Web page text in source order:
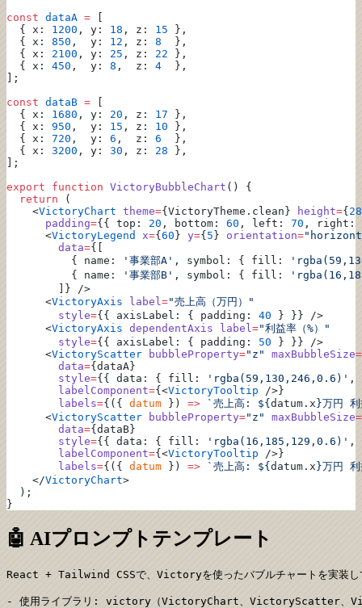
const dataA = [
  { x:
1200 , y: 18 , z: 15 },
  { x:
850 ,  y: 12 , z: 8
  },
  { x:
2100 , y: 25 , z: 22 },
  { x:
450 ,  y: 8 ,  z: 4
  },
];
const dataB = [
  { x:
1680 , y: 20 , z: 17 },
  { x:
950 ,  y: 15 , z: 10 },
  { x:
720 ,  y: 6 ,  z: 6
  },
  { x:
3200 , y: 30 , z: 28 },
];
export function VictoryBubbleChart () {
  return
(
    <
VictoryChart theme={VictoryTheme.clean} height={
      padding
={{ top: 20 , bottom: 60 , left: 70 , right:
      <
VictoryLegend x={60} y={5} orientation=
        data
={[
          { name:
'事業部A' , symbol: { fill:
          { name:
'事業部B' , symbol: { fill:
        ]} />
      <
VictoryAxis label ="売上高（万円）"
        style
={{ axisLabel: { padding: 40 } }} />
      <
VictoryAxis dependentAxis label ="利益率（%）"
        style
={{ axisLabel: { padding: 50 } }} />
      <
VictoryScatter bubbleProperty="z" maxBubbleSize=
        data
={dataA}
        style
={{ data: { fill: 'rgba(59,130,246,0.6)' ,
        labelComponent
={<VictoryTooltip />}
        labels
={({ datum }) => `売上高: ${datum . x}万円
      <
VictoryScatter bubbleProperty="z" maxBubbleSize=
        data
={dataB}
        style
={{ data: { fill: 'rgba(16,185,129,0.6)' ,
        labelComponent
={<VictoryTooltip />}
        labels
={({ datum }) => `売上高: ${datum . x}万円
    </
VictoryChart>
  );
}
🤖 AIプロンプトテンプレート
React + Tailwind CSSで、Victoryを使ったバブルチャートを実装し
- 使用ライブラリ: victory（VictoryChart、VictoryScatter